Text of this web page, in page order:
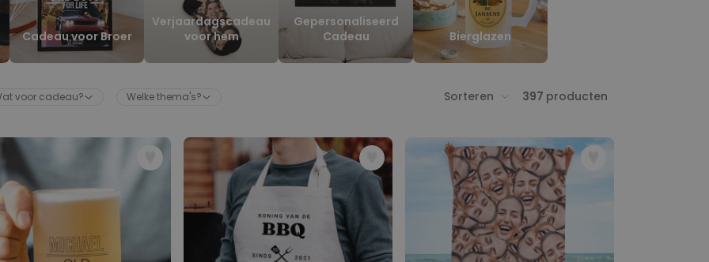
Netflix Gepersonaliseerde
Poster
Meer dan
gekocht
Badjas Dames Prinses
23.300 keer
gekocht
39,99 €
Personaliseerbaar
Gepersonaliseerde poster
waar het begon
Meer dan
2.100
keer
Cadeau voor Broer
Verjaardagscadeau
voor hem
Gepersonaliseerd
Cadeau
Bierglazen
voor cadeau? Welke thema's? Sorteren 397 producten